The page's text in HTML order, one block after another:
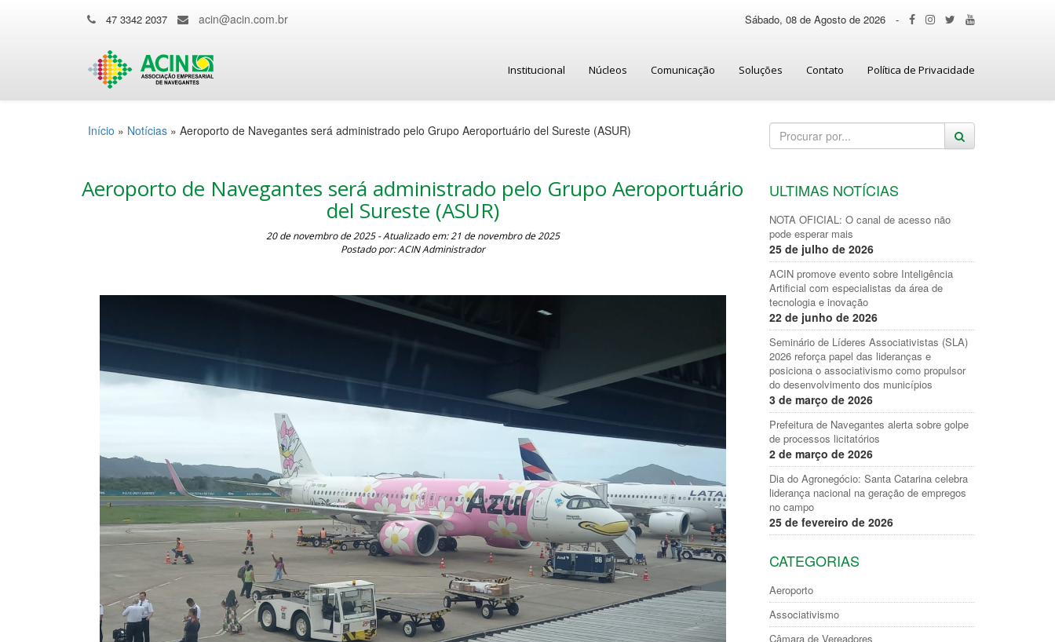
47 3342 2037 acin@acin.com.br Sábado, 08 de Agosto de 2026 -
Institucional Núcleos Comunicação Soluções Contato Política de Privacidade
Início » Notícias » Aeroporto de Navegantes será administrado pelo Grupo Aeroportuário del Sureste (ASUR)
Aeroporto de Navegantes será administrado pelo Grupo Aeroportuário
del Sureste (ASUR)
20 de novembro de 2025 - Atualizado em: 21 de novembro de 2025
Postado por: ACIN Administrador
ULTIMAS NOTÍCIAS
NOTA OFICIAL: O canal de acesso não
pode esperar mais
25 de julho de 2026
ACIN promove evento sobre Inteligência
Artificial com especialistas da área de
tecnologia e inovação
22 de junho de 2026
Seminário de Líderes Associativistas (SLA)
2026 reforça papel das lideranças e
posiciona o associativismo como propulsor
do desenvolvimento dos municípios
3 de março de 2026
Prefeitura de Navegantes alerta sobre golpe
de processos licitatórios
2 de março de 2026
Dia do Agronegócio: Santa Catarina celebra
liderança nacional na geração de empregos
no campo
25 de fevereiro de 2026
CATEGORIAS
Aeroporto
Associativismo
Câmara de Vereadores